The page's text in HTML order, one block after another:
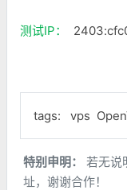
测试IP：
tags: vps
特别申明：
若无说
址，谢谢合作！